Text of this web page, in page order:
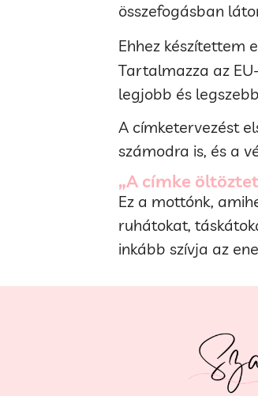
összefogásban
Ehhez készítettem
Tartalmazza az
legjobb és
A címketervezést
számodra is, és a
„A címke
Ez a mottónk,
ruhátokat,
inkább szívja az